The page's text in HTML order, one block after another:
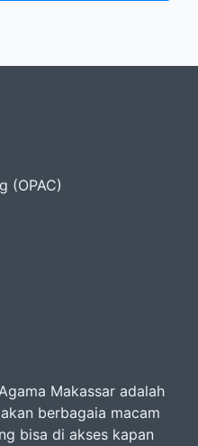
(OPAC)
Makassar adalah
berbagaia macam
bisa di akses kapan